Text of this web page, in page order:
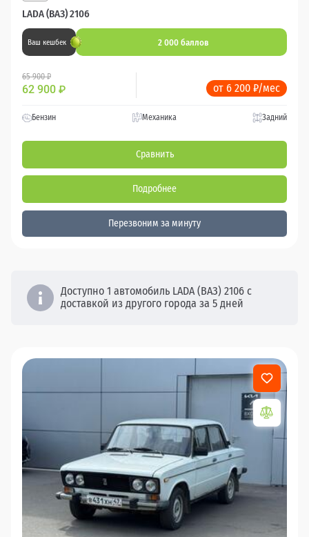
LADA (ВАЗ) 2106
Ваш кешбек 2 000 баллов
65 900 ₽
62 900 ₽ от 6 200 ₽/мес
Бензин Механика Задний
Сравнить
Подробнее
Перезвоним за минуту
Доступно 1 автомобиль LADA (ВАЗ) 2106 с
доставкой из другого города за 5 дней